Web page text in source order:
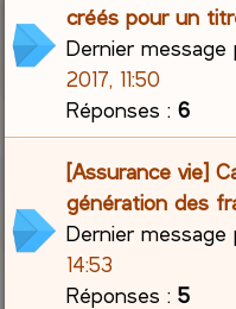
créés pour un
Dernier message
2017, 11:50
Réponses :6
[Assurance vie]
génération des
Dernier
14:53
Réponses :5